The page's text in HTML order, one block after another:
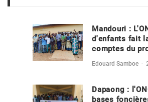
Mandouri :
d'enfants fait
comptes du
Edouard Samboe -
Dapaong :
bases